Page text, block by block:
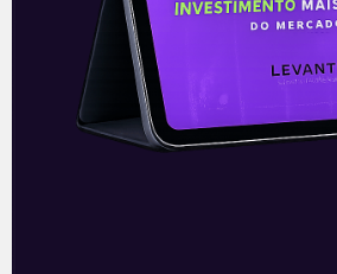
11/06/2018